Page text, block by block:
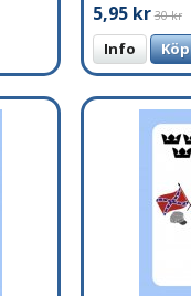
5,95 kr 30 kr
Info Köp